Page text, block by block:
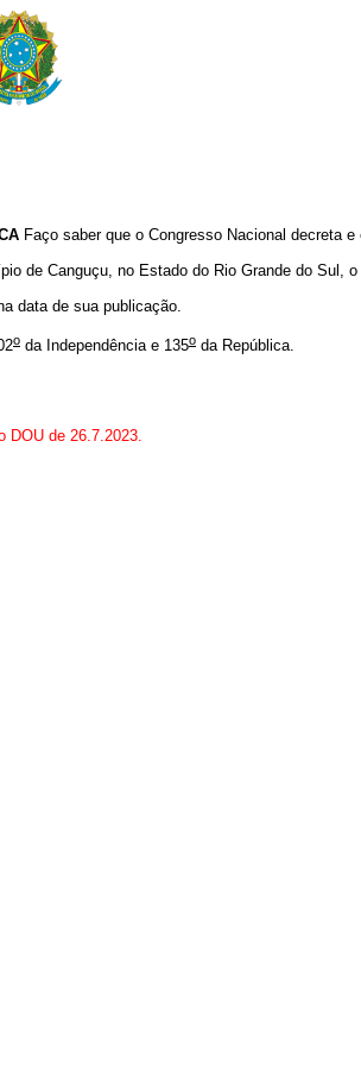
Faço saber que o Congresso Nacional decreta
de Canguçu, no Estado do Rio Grande do Sul,
data de sua publicação.
o da Independência e 135o da República.
DOU de 26.7.2023.